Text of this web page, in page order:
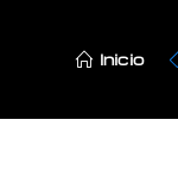
Inicio